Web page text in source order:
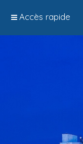
Accès rapide